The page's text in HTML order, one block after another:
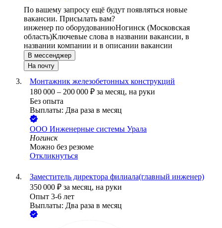
По вашему запросу ещё будут появляться новые
вакансии. Присылать вам?
инженер по оборудованиюНогинск (Московская
область)Ключевые слова в названии вакансии, в
названии компании и в описании вакансии
В мессенджер
На почту
Монтажник железобетонных конструкций
180 000 – 200 000 ₽ за месяц, на руки
Без опыта
Выплаты: Два раза в месяц
ООО Инженерные системы Урала
Ногинск
Можно без резюме
Откликнуться
Заместитель директора филиала(главный инженер)
350 000 ₽ за месяц, на руки
Опыт 3-6 лет
Выплаты: Два раза в месяц